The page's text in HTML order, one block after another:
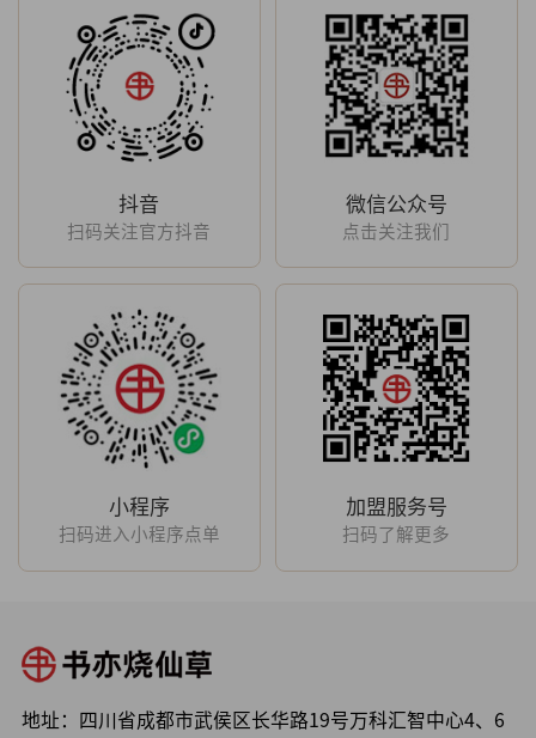
抖音
扫码关注官方抖音
微信公众号
点击关注我们
小程序
扫码进入小程序点单
加盟服务号
扫码了解更多
地址：四川省成都市武侯区长华路19号万科汇智中心4、6